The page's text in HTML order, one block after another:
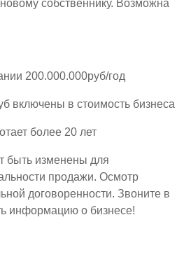
собственнику. Возможна
200.000.000руб/год
включены в стоимость бизнеса
более 20 лет
быть изменены для
продажи. Осмотр
договоренности. Звоните в
информацию о бизнесе!